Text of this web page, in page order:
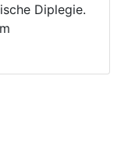
Diplegie.